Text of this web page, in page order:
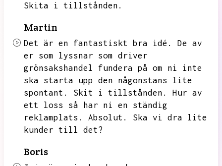
Skita i tillstånden.
Martin
Det är en fantastiskt bra idé.
De av
er som lyssnar som driver
grönsakshandel fundera på om ni inte
ska starta upp den någonstans lite
spontant.
Skit i tillstånden.
Hur av
ett loss så har ni en ständig
reklamplats.
Absolut.
Ska vi dra lite
kunder till det?
Boris